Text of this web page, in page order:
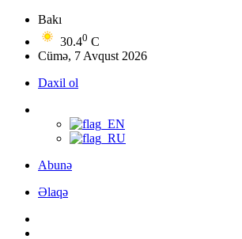
Bakı
30.40 C
Cümə, 7 Avqust 2026
Daxil ol
Abunə
Əlaqə